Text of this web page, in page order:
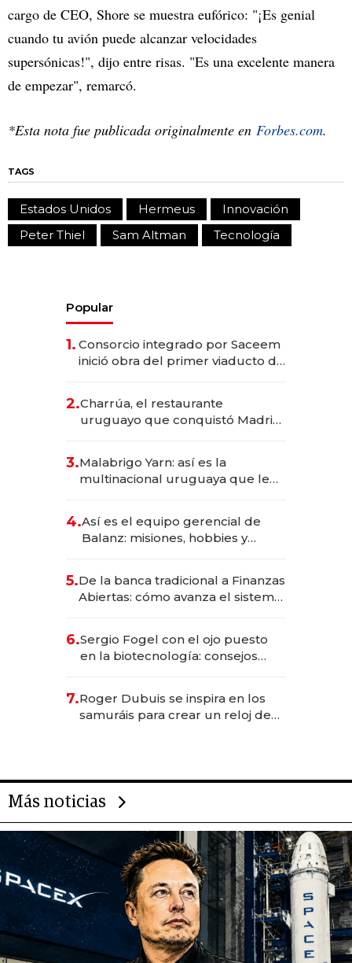
cargo de CEO, Shore se muestra eufórico: "¡Es genial
cuando tu avión puede alcanzar velocidades
supersónicas!", dijo entre risas. "Es una excelente manera
de empezar", remarcó.
*Esta nota fue publicada originalmente en Forbes.com.
TAGS
Estados Unidos Hermeus
Innovación
Peter Thiel
Sam Altman Tecnología
Popular
1. Consorcio integrado por Saceem
inició obra del primer viaducto de
millones
2.Charrúa, el restaurante
uruguayo que conquistó Madrid:
anticipación y prepara apertura
3.Malabrigo Yarn: así es la
multinacional uruguaya que le
4.Así es el equipo gerencial de
Balanz: misiones, hobbies y
5.De la banca tradicional a Finanzas
Abiertas: cómo avanza el sistema
6.Sergio Fogel con el ojo puesto
en la biotecnología: consejos
rol de la IA
7.Roger Dubuis se inspira en los
samuráis para crear un reloj de
Más noticias